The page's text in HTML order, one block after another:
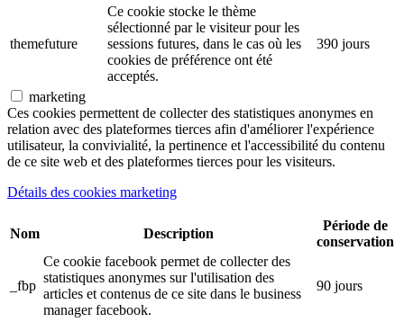
themefuture
Ce cookie stocke le thème
sélectionné par le visiteur pour les
sessions futures, dans le cas où les
cookies de préférence ont été
acceptés.
390 jours
marketing
Ces cookies permettent de collecter des statistiques anonymes en
relation avec des plateformes tierces afin d'améliorer l'expérience
utilisateur, la convivialité, la pertinence et l'accessibilité du contenu
de ce site web et des plateformes tierces pour les visiteurs.
Détails des cookies marketing
Nom Description
Période de
conservation
_fbp
Ce cookie facebook permet de collecter des
statistiques anonymes sur l'utilisation des
articles et contenus de ce site dans le business
manager facebook.
90 jours